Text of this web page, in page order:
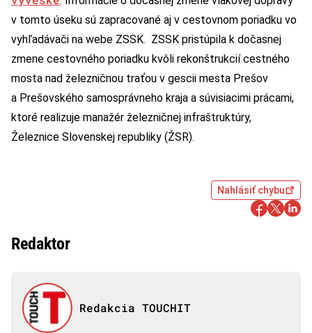
v tomto úseku sú zapracované aj v cestovnom poriadku vo
vyhľadávači na webe ZSSK. ZSSK pristúpila k dočasnej
zmene cestovného poriadku kvôli rekonštrukcií cestného
mosta nad železničnou traťou v gescii mesta Prešov
a Prešovského samosprávneho kraja a súvisiacimi prácami,
ktoré realizuje manažér železničnej infraštruktúry,
Železnice Slovenskej republiky (ŽSR).
Nahlásiť chybu
Redaktor
Redakcia TOUCHIT